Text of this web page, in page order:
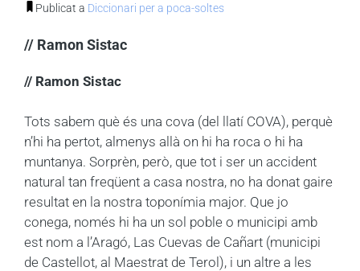
Publicat a Diccionari per a poca-soltes
// Ramon Sistac
// Ramon Sistac
Tots sabem què és una cova (del llatí COVA), perquè
n’hi ha pertot, almenys allà on hi ha roca o hi ha
muntanya. Sorprèn, però, que tot i ser un accident
natural tan freqüent a casa nostra, no ha donat gaire
resultat en la nostra toponímia major. Que jo
conega, només hi ha un sol poble o municipi amb
est nom a l’Aragó, Las Cuevas de Cañart (municipi
de Castellot, al Maestrat de Terol), i un altre a les